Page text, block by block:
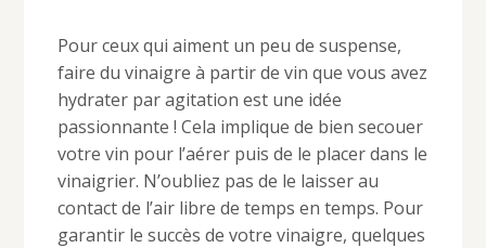
Pour ceux qui aiment un peu de suspense,
faire du vinaigre à partir de vin que vous avez
hydrater par agitation est une idée
passionnante ! Cela implique de bien secouer
votre vin pour l’aérer puis de le placer dans le
vinaigrier. N’oubliez pas de le laisser au
contact de l’air libre de temps en temps. Pour
garantir le succès de votre vinaigre, quelques